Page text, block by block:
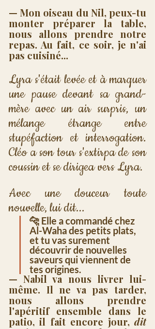
— Mon oiseau du Nil, peux-tu
monter préparer la table,
nous allons prendre notre
repas. Au fait, ce soir, je n'ai
pas cuisiné...
Lyra s'était levée et à marquer
une pause devant sa grand-
mère avec un air surpris, un
mélange étrange entre
stupéfaction et interrogation.
Cléo a son tour s'extirpa de son
coussin et se dirigea vers Lyra.
Avec une douceur toute
nouvelle, lui dit...
🐆 Elle a commandé chez
Al-Waha des petits plats,
et tu vas surement
découvrir de nouvelles
saveurs qui viennent de
tes origines.
— Nabil va nous livrer lui-
même. Il ne va pas tarder,
nous allons prendre
l'apéritif ensemble dans le
patio, il fait encore jour, dit